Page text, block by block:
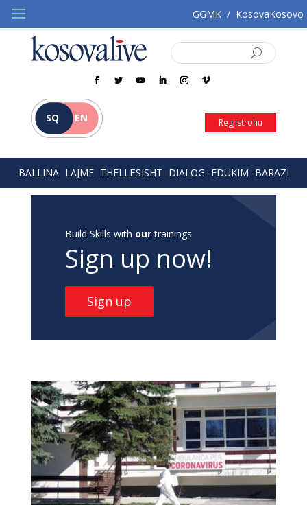
GGMK / KosovaKosovo
SQ EN Regjistrohu
BALLINA LAJME THELLËSISHT DIALOG EDUKIM BARAZI
Build Skills with ourtrainings
Sign up now!
Sign up